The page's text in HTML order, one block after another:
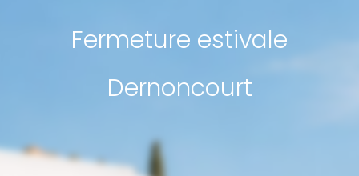
Fermeture estivale
Dernoncourt